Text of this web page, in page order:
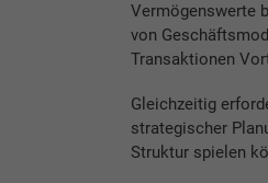
Vermögenswerte
von
Transaktionen
Gleichzeitig
strategischer
Struktur spielen